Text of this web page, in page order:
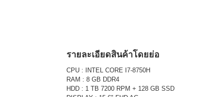
รายละเอียดสินค้าโดยย่อ
CPU : INTEL CORE I7-8750H
RAM : 8 GB DDR4
HDD : 1 TB 7200 RPM + 128 GB SSD